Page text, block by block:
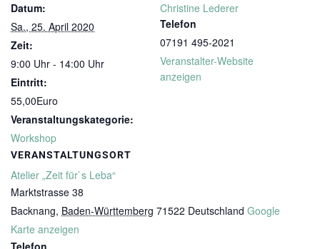
Datum:
Sa., 25. April 2020
Zeit:
9:00 Uhr - 14:00 Uhr
Eintritt:
55,00Euro
Veranstaltungskategorie:
Workshop
VERANSTALTUNGSORT
Atelier „Zeit für`s Leba“
Marktstrasse 38
Backnang, Baden-Württemberg 71522 Deutschland Google
Karte anzeigen
Telefon
Christine Lederer
Telefon
07191 495-2021
Veranstalter-Website
anzeigen